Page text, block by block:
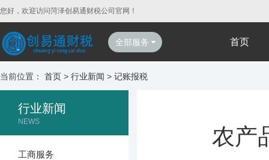
您好，欢迎访问菏泽创易通财税公司官网！
全部服务 首页
当前位置： 首页 > 行业新闻 > 记账报税
行业新闻
NEWS
工商服务
农产